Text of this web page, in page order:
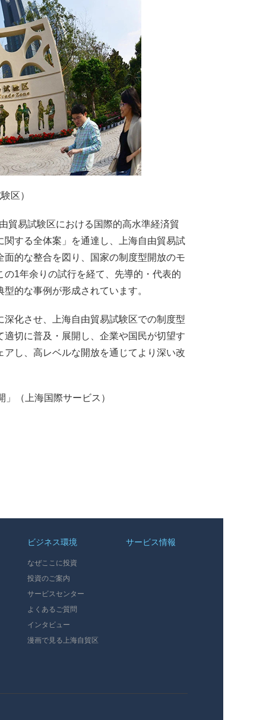
区）
貿易試験区における国際的高水準経済貿
する全体案」を通達し、上海自由貿易試
的な整合を図り、国家の制度型開放のモ
1年余りの試行を経て、先導的・代表的
的な事例が形成されています。
化させ、上海自由貿易試験区での制度型
切に普及・展開し、企業や国民が切望す
し、高レベルな開放を通じてより深い改
（上海国際サービス）
ビジネス環境
なぜここに投資
投資のご案内
サービスセンター
よくあるご質問
インタビュー
漫画で見る上海自貿区
サービス情報